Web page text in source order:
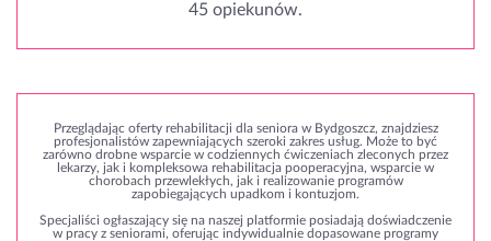
45 opiekunów.
Przeglądając oferty rehabilitacji dla seniora w Bydgoszcz, znajdziesz
profesjonalistów zapewniających szeroki zakres usług. Może to być
zarówno drobne wsparcie w codziennych ćwiczeniach zleconych przez
lekarzy, jak i kompleksowa rehabilitacja pooperacyjna, wsparcie w
chorobach przewlekłych, jak i realizowanie programów
zapobiegających upadkom i kontuzjom.
Specjaliści ogłaszający się na naszej platformie posiadają doświadczenie
w pracy z seniorami, oferując indywidualnie dopasowane programy